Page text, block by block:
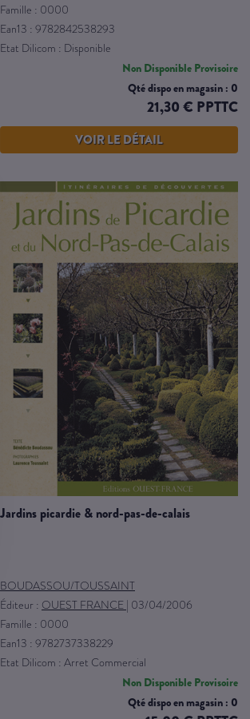
Famille : 0000
Ean13 : 9782842538293
Etat Dilicom : Disponible
Non Disponible Provisoire
Qté dispo en magasin : 0
21,30 € PPTTC
VOIR LE DÉTAIL
jardins picardie & nord-pas-de-calais
BOUDASSOU/TOUSSAINT
Éditeur : OUEST FRANCE 03/04/2006
Famille : 0000
Ean13 : 9782737338229
Etat Dilicom : Arret Commercial
Non Disponible Provisoire
Qté dispo en magasin : 0